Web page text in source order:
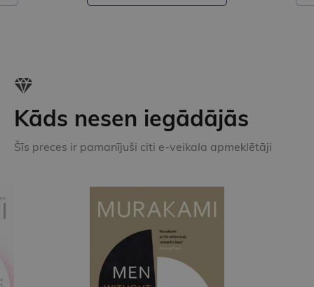
Kāds nesen iegādājās
Šīs preces ir pamanījuši citi e-veikala apmeklētāji